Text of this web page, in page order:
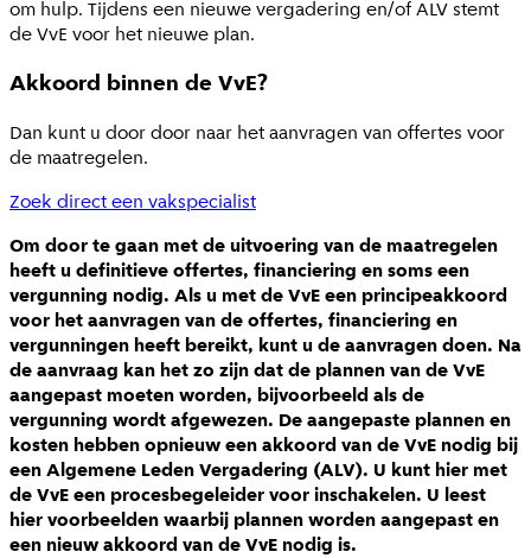
om hulp. Tijdens een nieuwe vergadering en/of ALV stemt
de VvE voor het nieuwe plan.
Akkoord binnen de VvE?
Dan kunt u door door naar het aanvragen van offertes voor
de maatregelen.
Zoek direct een vakspecialist
Om door te gaan met de uitvoering van de maatregelen
heeft u definitieve offertes, financiering en soms een
vergunning nodig. Als u met de VvE een principeakkoord
voor het aanvragen van de offertes, financiering en
vergunningen heeft bereikt, kunt u de aanvragen doen. Na
de aanvraag kan het zo zijn dat de plannen van de VvE
aangepast moeten worden, bijvoorbeeld als de
vergunning wordt afgewezen. De aangepaste plannen en
kosten hebben opnieuw een akkoord van de VvE nodig bij
een Algemene Leden Vergadering (ALV). U kunt hier met
de VvE een procesbegeleider voor inschakelen. U leest
hier voorbeelden waarbij plannen worden aangepast en
een nieuw akkoord van de VvE nodig is.